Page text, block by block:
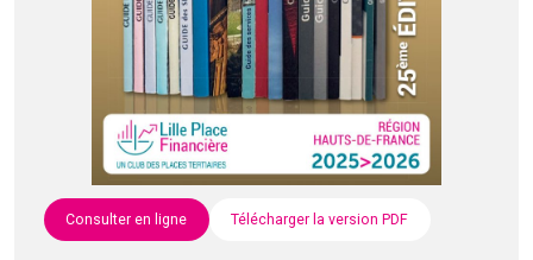
Consulter en ligne Télécharger la version PDF